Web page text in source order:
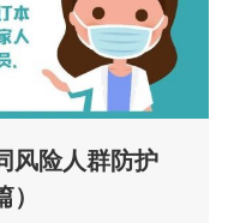
风险人群防护